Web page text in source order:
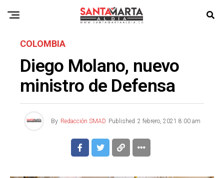
COLOMBIA
Diego Molano, nuevo
ministro de Defensa
By Redacción SMAD Published 2 febrero, 2021 8:00 am